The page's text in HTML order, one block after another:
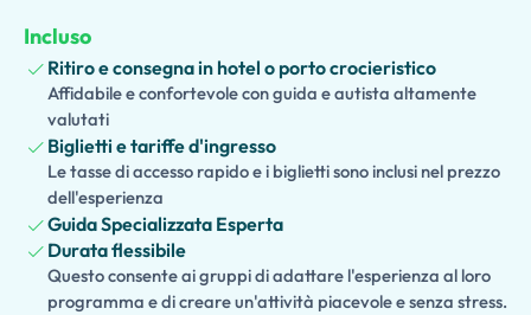
cambiato la storia. Raggiungi l'area del cratere e goditi
una passeggiata panoramica con viste mozzafiato sulla
Baia di Napoli. Scopri le forze geologiche dietro una delle
eruzioni più famose del mondo e ammira panorami
spettacolari che si estendono da Napoli alla Penisola
Sorrentina.
Le famiglie che viaggiano con bambini possono scegliere
unaversione adatta ai bambini e alle famiglie
interattive e attività coinvolgenti. Le estensioni
facoltative, incluso un pranzo tradizionale, una
Incluso
Ritiro e consegna in hotel o porto crocieristico
Affidabile e confortevole con guida e autista altamente
valutati
Biglietti e tariffe d'ingresso
Le tasse di accesso rapido e i biglietti sono inclusi nel prezzo
dell'esperienza
Guida Specializzata Esperta
Durata flessibile
Questo consente ai gruppi di adattare l'esperienza al loro
programma e di creare un'attività piacevole e senza stress.